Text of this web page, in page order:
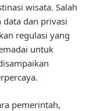
wisata. Salah
data dan privasi
regulasi yang
untuk
pemerintah,